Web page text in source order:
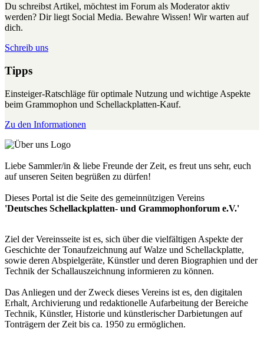
Du schreibst Artikel, möchtest im Forum als Moderator aktiv
werden? Dir liegt Social Media. Bewahre Wissen! Wir warten auf
dich.
Schreib uns
Tipps
Einsteiger-Ratschläge für optimale Nutzung und wichtige Aspekte
beim Grammophon und Schellackplatten-Kauf.
Zu den Informationen
Liebe Sammler/in & liebe Freunde der Zeit, es freut uns sehr, euch
auf unseren Seiten begrüßen zu dürfen!
Dieses Portal ist die Seite des gemeinnützigen Vereins
'Deutsches Schellackplatten- und Grammophonforum e.V.'
Ziel der Vereinsseite ist es, sich über die vielfältigen Aspekte der
Geschichte der Tonaufzeichnung auf Walze und Schellackplatte,
sowie deren Abspielgeräte, Künstler und deren Biographien und der
Technik der Schallauszeichnung informieren zu können.
Das Anliegen und der Zweck dieses Vereins ist es, den digitalen
Erhalt, Archivierung und redaktionelle Aufarbeitung der Bereiche
Technik, Künstler, Historie und künstlerischer Darbietungen auf
Tonträgern der Zeit bis ca. 1950 zu ermöglichen.